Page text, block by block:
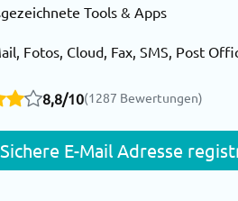
Tools & Apps
Fotos, Cloud, Fax, SMS, Post
8,8/10(1287 Bewertungen)
Sichere E-Mail Adresse